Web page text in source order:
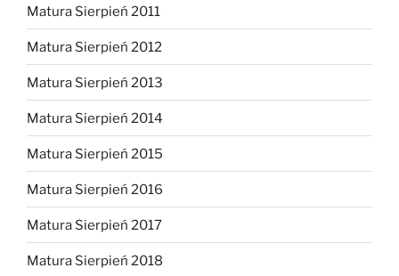
Matura Sierpień 2011
Matura Sierpień 2012
Matura Sierpień 2013
Matura Sierpień 2014
Matura Sierpień 2015
Matura Sierpień 2016
Matura Sierpień 2017
Matura Sierpień 2018